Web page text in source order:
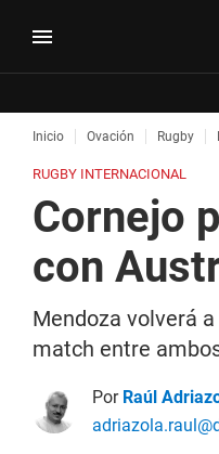
Inicio Ovación Rugby
RUGBY INTERNACIONAL
Cornejo
con
Mendoza volverá
match entre
Por Raúl